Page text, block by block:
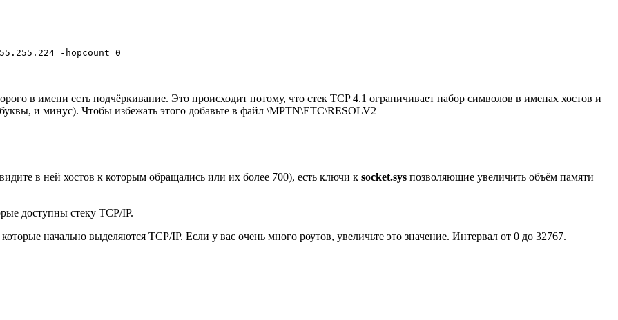
-hopcount 0
в имени есть подчёркивание. Это происходит потому, что стек TCP 4.1 ограничивает набор символов в именах хостов и
и минус). Чтобы избежать этого добавьте в файл \MPTN\ETC\RESOLV2
в ней хостов к которым обращались или их более 700), есть ключи к socket.sys позволяющие увеличить объём памяти
доступны стеку TCP/IP.
начально выделяются TCP/IP. Если у вас очень много роутов, увеличьте это значение. Интервал от 0 до 32767.